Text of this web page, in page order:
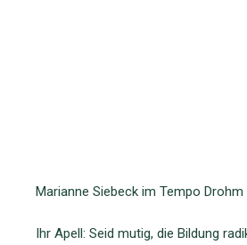
Marianne Siebeck im Tempo
Ihr Apell: Seid mutig, die Bildung